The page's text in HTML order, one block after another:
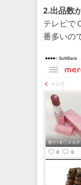
2.出品数
テレビで
番多いの